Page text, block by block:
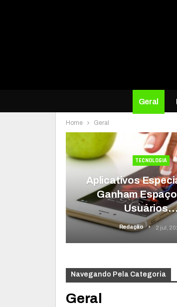
Geral
Home Geral
TECNOLOGIA
Aplicativos
Ganham
Redação 2 jul,
Navegando Pela Categoria
Geral